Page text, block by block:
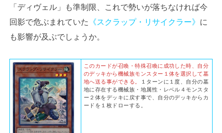
「ディヴェル」も準制限、これで勢いが落ちなければ今
回影で危ぶまれていた 《スクラップ・リサイクラー》 に
も影響が及ぶでしょうか。
このカードが召喚・特殊召喚に成功した時、自分
のデッキから機械族モンスター１体を選択して墓
地へ送る事ができる。
１ターンに１度、自分の墓
地に存在する機械族・地属性・レベル４モンスタ
ー２体をデッキに戻す事で、自分のデッキからカ
ードを１枚ドローする。